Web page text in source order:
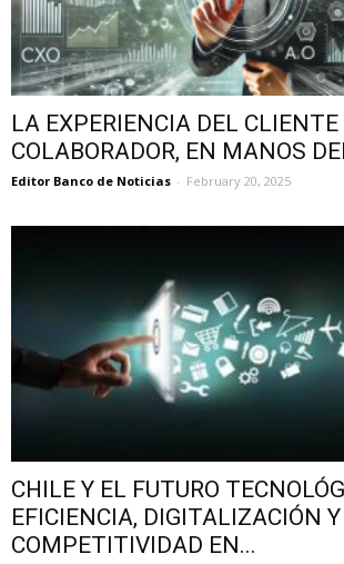
LA EXPERIENCIA DEL CLIENTE
COLABORADOR, EN MANOS
Editor Banco de Noticias - February 20, 2025
CHILE Y EL FUTURO
EFICIENCIA, DIGITALIZACIÓN Y
COMPETITIVIDAD EN...